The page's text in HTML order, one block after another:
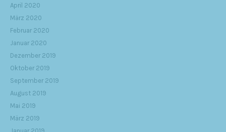
April 2020
März 2020
Februar 2020
Januar 2020
Dezember 2019
Oktober 2019
September 2019
August 2019
Mai 2019
März 2019
Januar 2019